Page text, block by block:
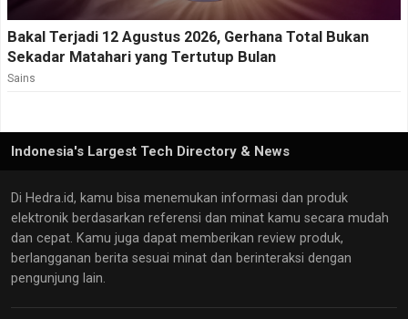
Bakal Terjadi 12 Agustus 2026, Gerhana Total Bukan
Sekadar Matahari yang Tertutup Bulan
Sains
Indonesia's Largest Tech Directory & News
Di Hedra.id, kamu bisa menemukan informasi dan produk
elektronik berdasarkan referensi dan minat kamu secara mudah
dan cepat. Kamu juga dapat memberikan review produk,
berlangganan berita sesuai minat dan berinteraksi dengan
pengunjung lain.